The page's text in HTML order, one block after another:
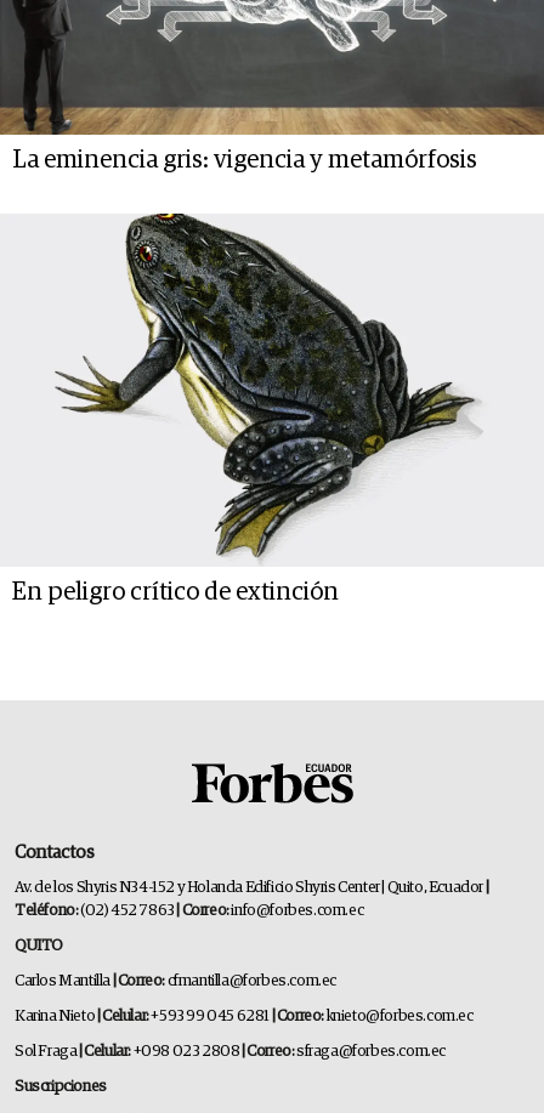
La eminencia gris: vigencia y metamórfosis
En peligro crítico de extinción
Contactos
Av. de los Shyris N34-152 y Holanda Edificio Shyris Center | Quito, Ecuador
Teléfono:(02) 452 7863 | Correo:info@forbes.com.ec
QUITO
Carlos Mantilla | Correo:cfmantilla@forbes.com.ec
Karina Nieto | Celular:+593 99 045 6281 | Correo:knieto@forbes.com.ec
Sol Fraga| Celular:+098 023 2808 | Correo:sfraga@forbes.com.ec
Suscripciones